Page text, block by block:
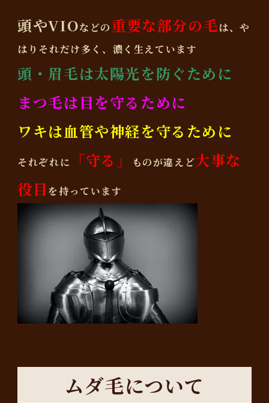
頭やVIOなどの重要な部分の毛は、や
はりそれだけ多く、濃く生えています
頭・眉毛は太陽光を防ぐために
まつ毛は目を守るために
ワキは血管や神経を守るために
それぞれに 「守る」 ものが違えど大事な
役目 を持っています
ムダ毛について